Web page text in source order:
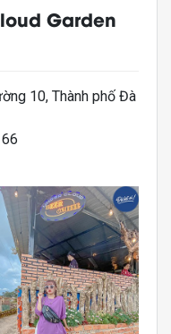
Garden
10, Thành phố Đà